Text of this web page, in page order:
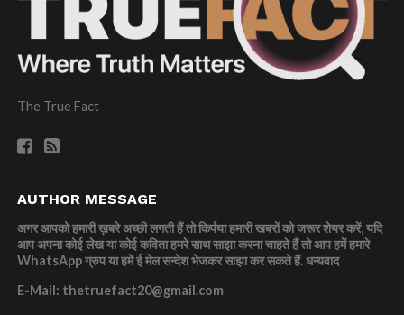
The True Fact
AUTHOR MESSAGE
अगर आपको हमारी ख़बरे अच्छी लगती हैं तो किर्पया हमारी खबरों को जरूर शेयर करें, यदि
आप अपना कोई लेख या कोई कविता हमरे साथ साझा करना चाहते हैं तो आप हमें हमारे
WhatsApp ग्रुप या हमें ई मेल सन्देश भेजकर साझा कर सकते हैं.धन्यवाद
E-Mail: thetruefact20@gmail.com